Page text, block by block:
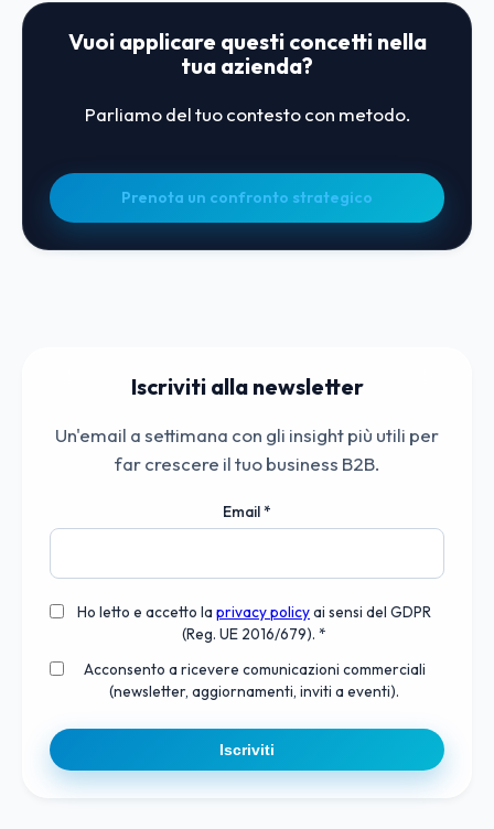
Vuoi applicare questi concetti nella
tua azienda?
Parliamo del tuo contesto con metodo.
Prenota un confronto strategico
Iscriviti alla newsletter
Un'email a settimana con gli insight più utili per
far crescere il tuo business B2B.
Email*
Ho letto e accetto la privacy policyai sensi del GDPR
(Reg. UE 2016/679). *
Acconsento a ricevere comunicazioni commerciali
(newsletter, aggiornamenti, inviti a eventi).
Iscriviti